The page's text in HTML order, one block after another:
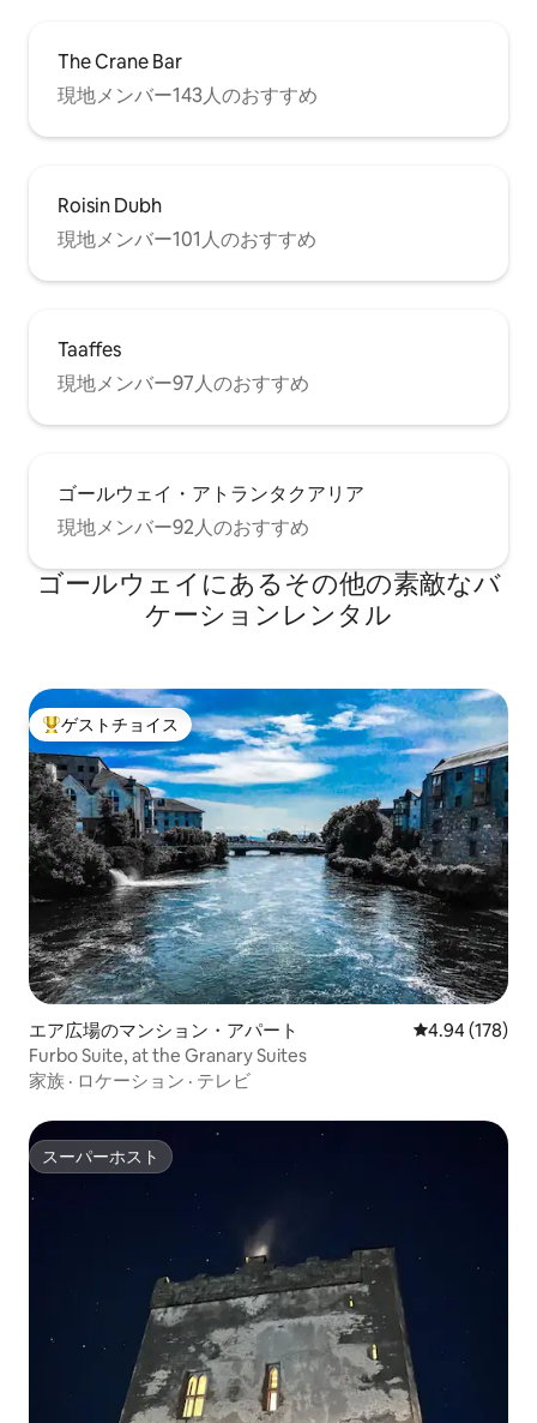
The Crane Bar
現地メンバー143人のおすすめ
Roisin Dubh
現地メンバー101人のおすすめ
Taaffes
現地メンバー97人のおすすめ
ゴールウェイ・アトランタクアリア
現地メンバー92人のおすすめ
ゴールウェイにあるその他の素敵なバ
ケーションレンタル
大好評のゲストチョイスです。
ゲストチョイス
エア広場のマンション・アパート レビュー178
4.94 (178)
Furbo Suite, at the Granary Suites
家族 · ロケーション · テレビ
スーパーホスト
スーパーホスト